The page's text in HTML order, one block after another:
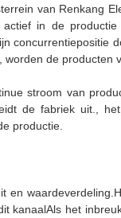
van Renkang
in de
concurrentiepositie
de producten
stroom van
de fabriek uit.,
productie.
en
kanaalAls het